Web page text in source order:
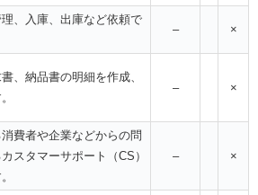
、入庫、出庫など依頼で
– ×
、納品書の明細を作成、
– ×
費者や企業などからの問
スタマーサポート（CS）
– ×